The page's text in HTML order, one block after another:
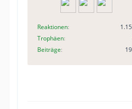
Reaktionen
Trophäen
Beiträge